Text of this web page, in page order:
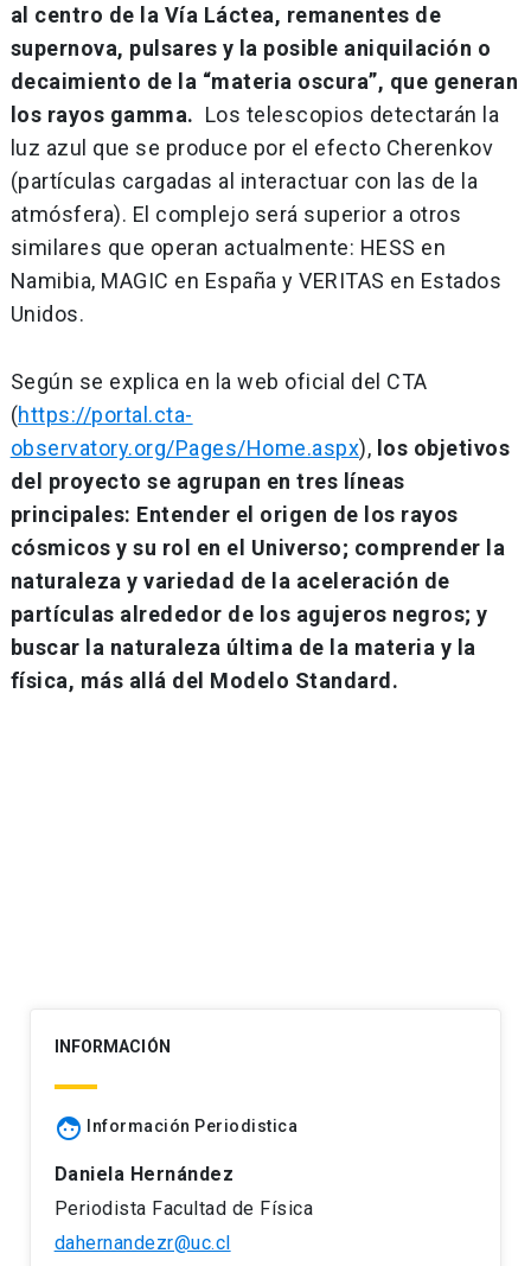
al centro de la Vía Láctea, remanentes de
supernova, pulsares y la posible aniquilación o
decaimiento de la “materia oscura”, que generan
los rayos gamma. Los telescopios detectarán la
luz azul que se produce por el efecto Cherenkov
(partículas cargadas al interactuar con las de la
atmósfera). El complejo será superior a otros
similares que operan actualmente: HESS en
Namibia, MAGIC en España y VERITAS en Estados
Unidos.
Según se explica en la web oficial del CTA
(https://portal.cta-
observatory.org/Pages/Home.aspx), los objetivos
del proyecto se agrupan en tres líneas
principales: Entender el origen de los rayos
cósmicos y su rol en el Universo; comprender la
naturaleza y variedad de la aceleración de
partículas alrededor de los agujeros negros; y
buscar la naturaleza última de la materia y la
física, más allá del Modelo Standard.
INFORMACIÓN
face Información Periodistica
Daniela Hernández
Periodista Facultad de Física
dahernandezr@uc.cl